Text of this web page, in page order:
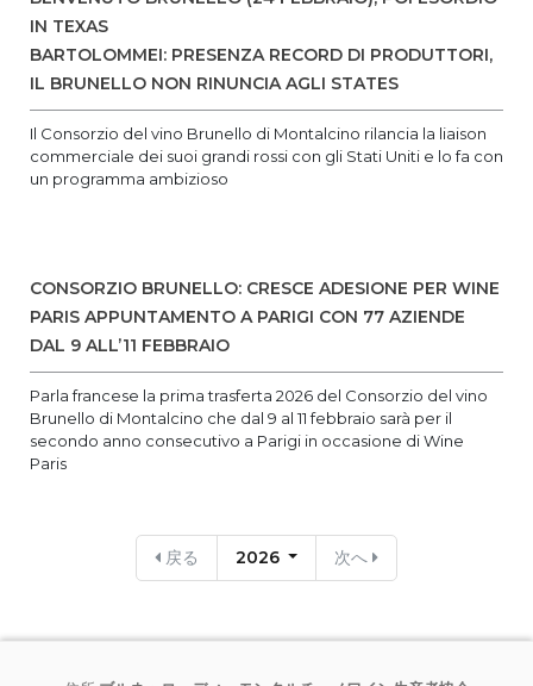
IN TEXAS
BARTOLOMMEI: PRESENZA RECORD DI PRODUTTORI,
IL BRUNELLO NON RINUNCIA AGLI STATES
Il Consorzio del vino Brunello di Montalcino rilancia la liaison
commerciale dei suoi grandi rossi con gli Stati Uniti e lo fa con
un programma ambizioso
CONSORZIO BRUNELLO: CRESCE ADESIONE PER WINE
PARIS APPUNTAMENTO A PARIGI CON 77 AZIENDE
DAL 9 ALL’11 FEBBRAIO
Parla francese la prima trasferta 2026 del Consorzio del vino
Brunello di Montalcino che dal 9 al 11 febbraio sarà per il
secondo anno consecutivo a Parigi in occasione di Wine
Paris
戻る 2026 次へ